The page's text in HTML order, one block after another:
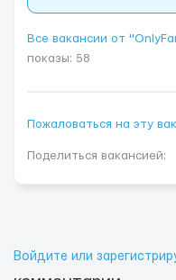
Все вакансии от
показы: 58
Пожаловаться на эту
Поделиться вакансией:
Войдите или